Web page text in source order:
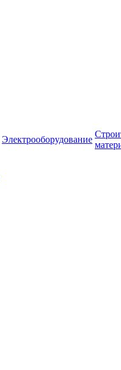
Электрооборудование